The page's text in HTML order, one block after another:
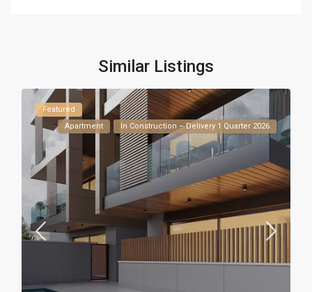
Similar Listings
Featured
Apartment
In Construction – Delivery 1 Quarter 2026